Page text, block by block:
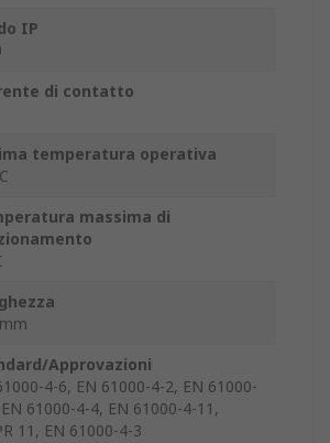
IP
di contatto
temperatura operativa
massima di
Approvazioni
4-6, EN 61000-4-2, EN 61000-
61000-4-4, EN 61000-4-11,
11, EN 61000-4-3